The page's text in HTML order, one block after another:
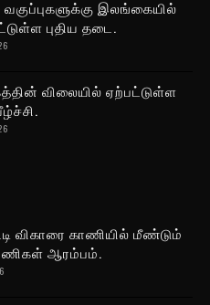
இலங்கையில்
புதிய தடை.
விலையில் ஏற்பட்டுள்ள
விகாரை காணியில் மீண்டும்
ஆரம்பம்.